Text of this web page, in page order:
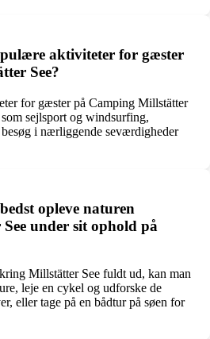
aktiviteter for gæster
See?
for gæster på Camping Millstätter
sejlsport og windsurfing,
i nærliggende seværdigheder
opleve naturen
under sit ophold på
Millstätter See fuldt ud, kan man
leje en cykel og udforske de
eller tage på en bådtur på søen for